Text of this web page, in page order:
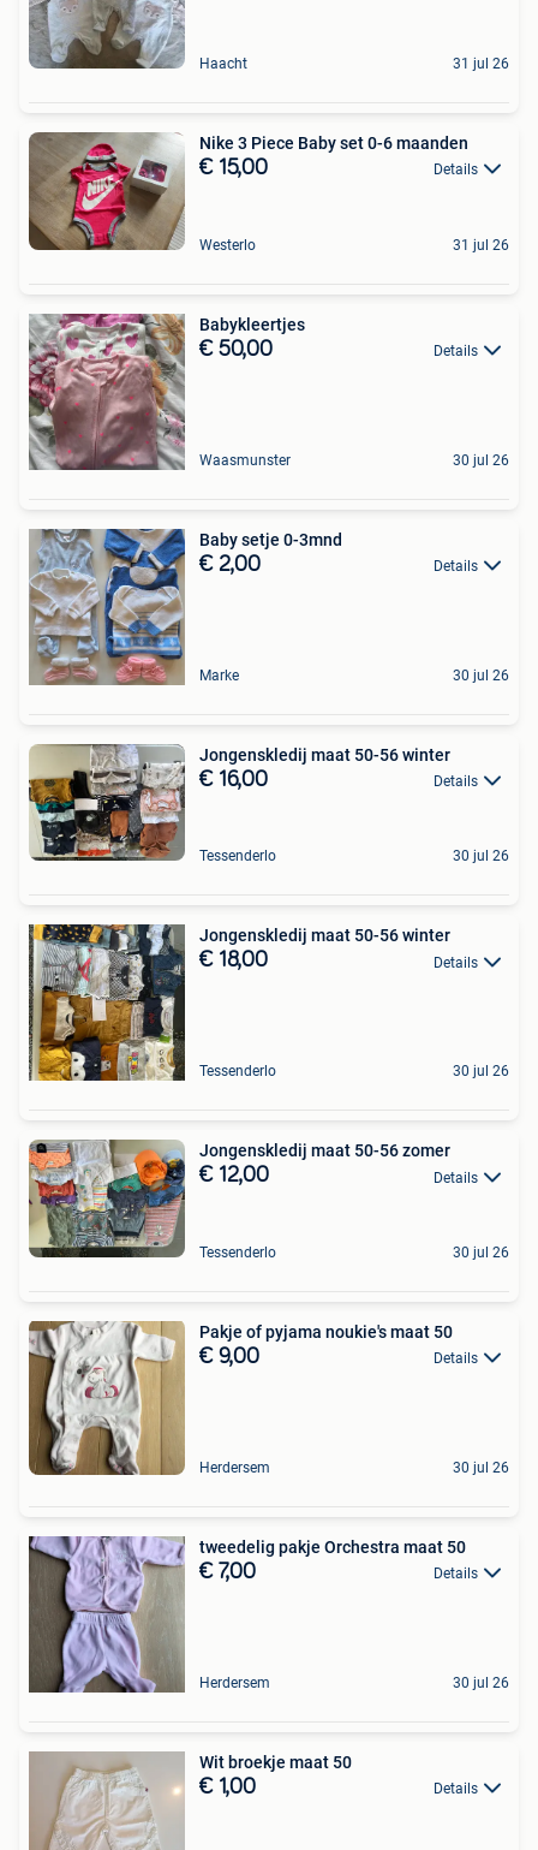
Haacht 31 jul 26
Nike 3 Piece Baby set 0-6 maanden
€ 15,00 Details
Westerlo 31 jul 26
Babykleertjes
€ 50,00 Details
Waasmunster 30 jul 26
Baby setje 0-3mnd
€ 2,00 Details
Marke 30 jul 26
Jongenskledij maat 50-56 winter
€ 16,00 Details
Tessenderlo 30 jul 26
Jongenskledij maat 50-56 winter
€ 18,00 Details
Tessenderlo 30 jul 26
Jongenskledij maat 50-56 zomer
€ 12,00 Details
Tessenderlo 30 jul 26
Pakje of pyjama noukie's maat 50
€ 9,00 Details
Herdersem 30 jul 26
tweedelig pakje Orchestra maat 50
€ 7,00 Details
Herdersem 30 jul 26
Wit broekje maat 50
€ 1,00 Details